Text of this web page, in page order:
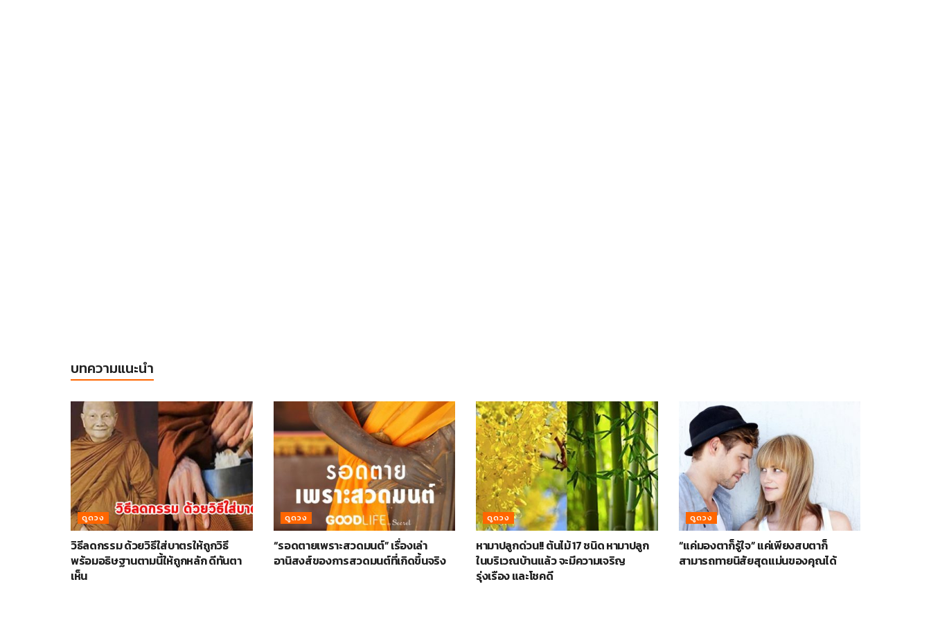
บทความแนะนำ
ดูดวง
วิธีลดกรรม ด้วยวิธีใส่บาตรให้ถูกวิธี
พร้อมอธิษฐานตามนี้ให้ถูกหลัก ดีทันตา
เห็น
ดูดวง
“รอดตายเพราะสวดมนต์” เรื่องเล่า
อานิสงส์ของการสวดมนต์ที่เกิดขึ้นจริง
ดูดวง
หามาปลูกด่วน!! ต้นไม้ 17 ชนิด หามาปลูก
ในบริเวณบ้านแล้ว จะมีความเจริญ
รุ่งเรือง และโชคดี
ดูดวง
“แค่มองตาก็รู้ใจ” แค่เพียงสบตาก็
สามารถทายนิสัยสุดแม่นของคุณได้